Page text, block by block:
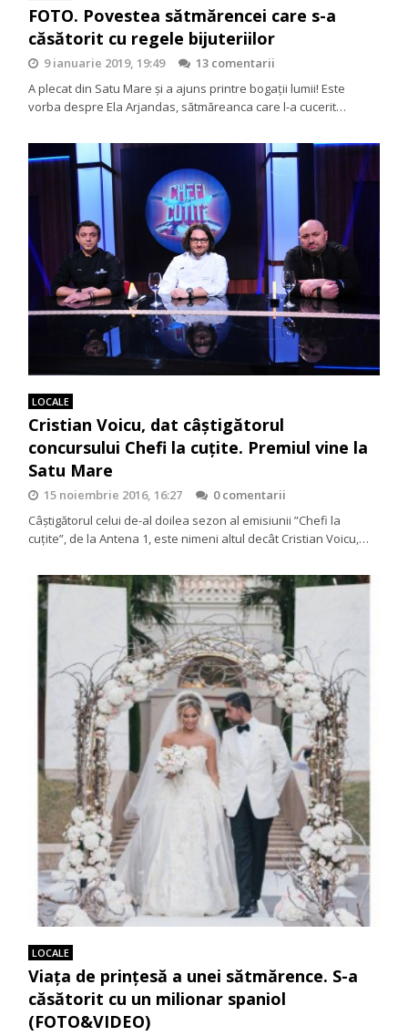
FOTO. Povestea sătmărencei care s-a
căsătorit cu regele bijuteriilor
9 ianuarie 2019, 19:49
13 comentarii
A plecat din Satu Mare şi a ajuns printre bogaţii lumii! Este
vorba despre Ela Arjandas, sătmăreanca care l-a cucerit…
LOCALE
Cristian Voicu, dat câștigătorul
concursului Chefi la cuțite. Premiul vine la
Satu Mare
15 noiembrie 2016, 16:27
0 comentarii
Câștigătorul celui de-al doilea sezon al emisiunii ”Chefi la
cuţite”, de la Antena 1, este nimeni altul decât Cristian Voicu,…
LOCALE
Viața de prințesă a unei sătmărence. S-a
căsătorit cu un milionar spaniol
(FOTO&VIDEO)